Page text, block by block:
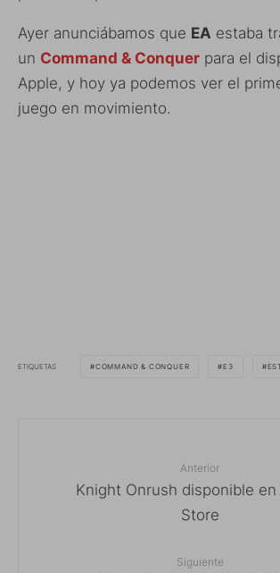
Ayer anunciábamos que EA estaba
un Command & Conquer para el
Apple, y hoy ya podemos ver el
juego en movimiento.
ETIQUETAS COMMAND & CONQUER E3
Anterior
Knight Onrush disponible en
Store
Siguiente